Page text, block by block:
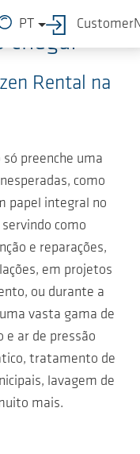
PT
chega!
Rental na
preenche uma
como
papel integral no
como
e reparações,
em projetos
ou durante a
vasta gama de
e ar de pressão
tratamento de
lavagem de
mais.